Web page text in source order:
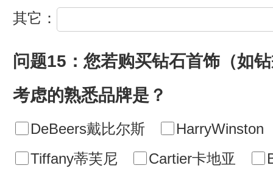
其它：
问题15：您若购买钻石首饰（如
考虑的熟悉品牌是？
DeBeers戴比尔斯
HarryWinston
Tiffany蒂芙尼
Cartier卡地亚